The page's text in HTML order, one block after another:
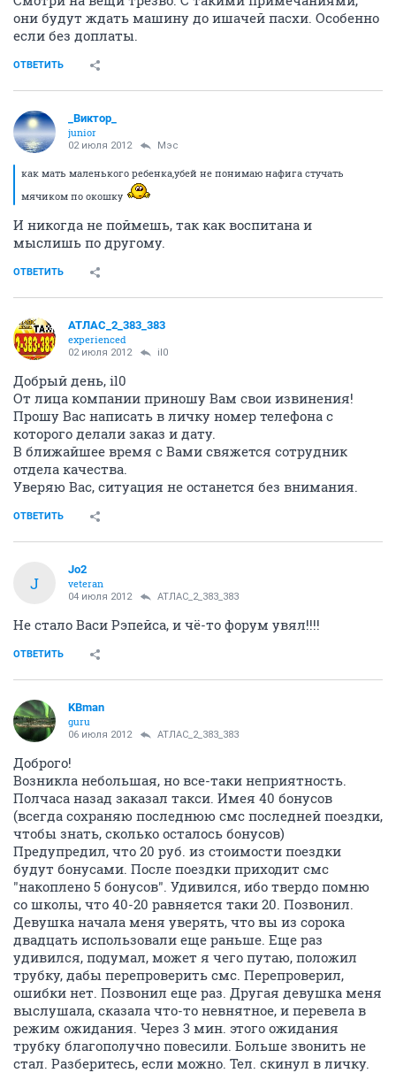
они будут ждать машину до ишачей пасхи. Особенно
если без доплаты.
ОТВЕТИТЬ
_Виктор_
juniоr
02 июля 2012 Мэс
как мать маленького ребенка,убей не понимаю нафига стучать
мячиком по окошку
И никогда не поймешь, так как воспитана и
мыслишь по другому.
ОТВЕТИТЬ
АТЛАС_2_383_383
experienced
02 июля 2012 il0
Добрый день, il0
От лица компании приношу Вам свои извинения!
Прошу Вас написать в личку номер телефона с
которого делали заказ и дату.
В ближайшее время с Вами свяжется сотрудник
отдела качества.
Уверяю Вас, ситуация не останется без внимания.
ОТВЕТИТЬ
J
Jo2
veteran
04 июля 2012 АТЛАС_2_383_383
Не стало Васи Рэпейса, и чё-то форум увял!!!!
ОТВЕТИТЬ
KBman
guru
06 июля 2012 АТЛАС_2_383_383
Доброго!
Возникла небольшая, но все-таки неприятность.
Полчаса назад заказал такси. Имея 40 бонусов
(всегда сохраняю последнюю смс последней поездки,
чтобы знать, сколько осталось бонусов)
Предупредил, что 20 руб. из стоимости поездки
будут бонусами. После поездки приходит смс
"накоплено 5 бонусов". Удивился, ибо твердо помню
со школы, что 40-20 равняется таки 20. Позвонил.
Девушка начала меня уверять, что вы из сорока
двадцать использовали еще раньше. Еще раз
удивился, подумал, может я чего путаю, положил
трубку, дабы перепроверить смс. Перепроверил,
ошибки нет. Позвонил еще раз. Другая девушка меня
выслушала, сказала что-то невнятное, и перевела в
режим ожидания. Через 3 мин. этого ожидания
трубку благополучно повесили. Больше звонить не
стал. Разберитесь, если можно. Тел. скинул в личку.